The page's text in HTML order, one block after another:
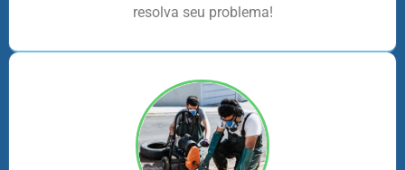
resolva seu problema!